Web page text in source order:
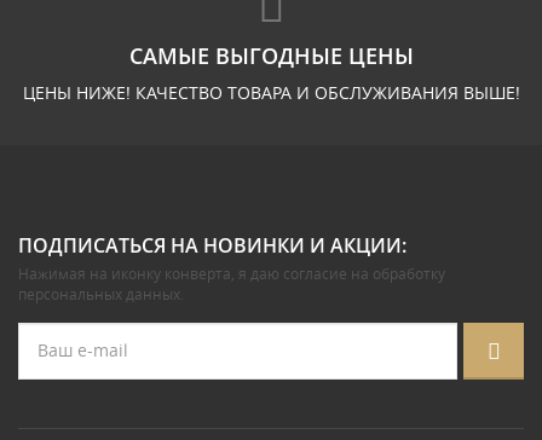
САМЫЕ ВЫГОДНЫЕ ЦЕНЫ
ЦЕНЫ НИЖЕ! КАЧЕСТВО ТОВАРА И ОБСЛУЖИВАНИЯ ВЫШЕ!
ПОДПИСАТЬСЯ НА НОВИНКИ И АКЦИИ:
Нажимая на иконку конверта, я даю согласие на обработку
персональных данных.